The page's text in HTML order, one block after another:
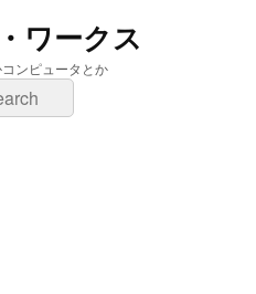
ワークス
ンピュータとか